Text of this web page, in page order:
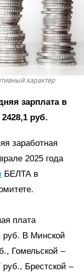
характер
зарплата в
руб.
заработная
2025 года
БЕЛТА в
плата
руб. В Минской
Гомельской –
руб., Брестской –